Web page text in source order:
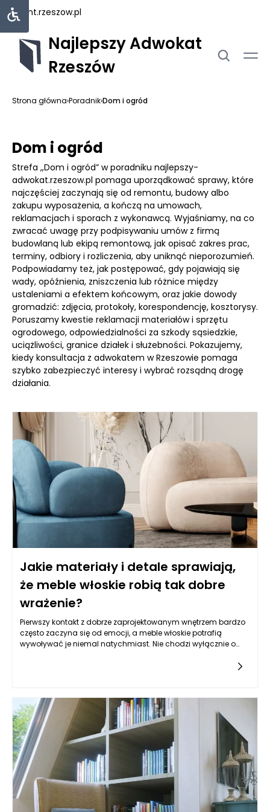
rejent.rzeszow.pl
Najlepszy Adwokat
Rzeszów
Strona główna›Poradnik›Dom i ogród
Dom i ogród
Strefa „Dom i ogród” w poradniku najlepszy-
adwokat.rzeszow.pl pomaga uporządkować sprawy, które
najczęściej zaczynają się od remontu, budowy albo
zakupu wyposażenia, a kończą na umowach,
reklamacjach i sporach z wykonawcą. Wyjaśniamy, na co
zwracać uwagę przy podpisywaniu umów z firmą
budowlaną lub ekipą remontową, jak opisać zakres prac,
terminy, odbiory i rozliczenia, aby uniknąć nieporozumień.
Podpowiadamy też, jak postępować, gdy pojawiają się
wady, opóźnienia, zniszczenia lub różnice między
ustaleniami a efektem końcowym, oraz jakie dowody
gromadzić: zdjęcia, protokoły, korespondencję, kosztorysy.
Poruszamy kwestie reklamacji materiałów i sprzętu
ogrodowego, odpowiedzialności za szkody sąsiedzkie,
uciążliwości, granice działek i służebności. Pokazujemy,
kiedy konsultacja z adwokatem w Rzeszowie pomaga
szybko zabezpieczyć interesy i wybrać rozsądną drogę
działania.
Jakie materiały i detale sprawiają,
że meble włoskie robią tak dobre
wrażenie?
Pierwszy kontakt z dobrze zaprojektowanym wnętrzem bardzo
często zaczyna się od emocji, a meble włoskie potrafią
wywoływać je niemal natychmiast. Nie chodzi wyłącznie o
naturalnie wpisujące się w przestrzeń, zamiast ją przytłaczać.
Włoskie podejście do projektowania opiera się na
świadomym budowaniu jakości wizualnej oraz użytkowej,
dlatego nawet prostsze modele potrafią robić bardzo dobre
wrażenie. Z jednej strony widoczna jest dbałość o proporcje, z
drugiej umiejętność pracy z fakturą, światłem i kolorem. To
sprawia, że meble włoskie nie są jedynie praktycznym
elementem wyposażenia, lecz częścią większej koncepcji
wnętrza. Ich siła polega także na tym, że nie starają się
imponować nachalnie. Zamiast tego przekonują subtelnym
wykończeniem, szlachetnymi surowcami i spokojną